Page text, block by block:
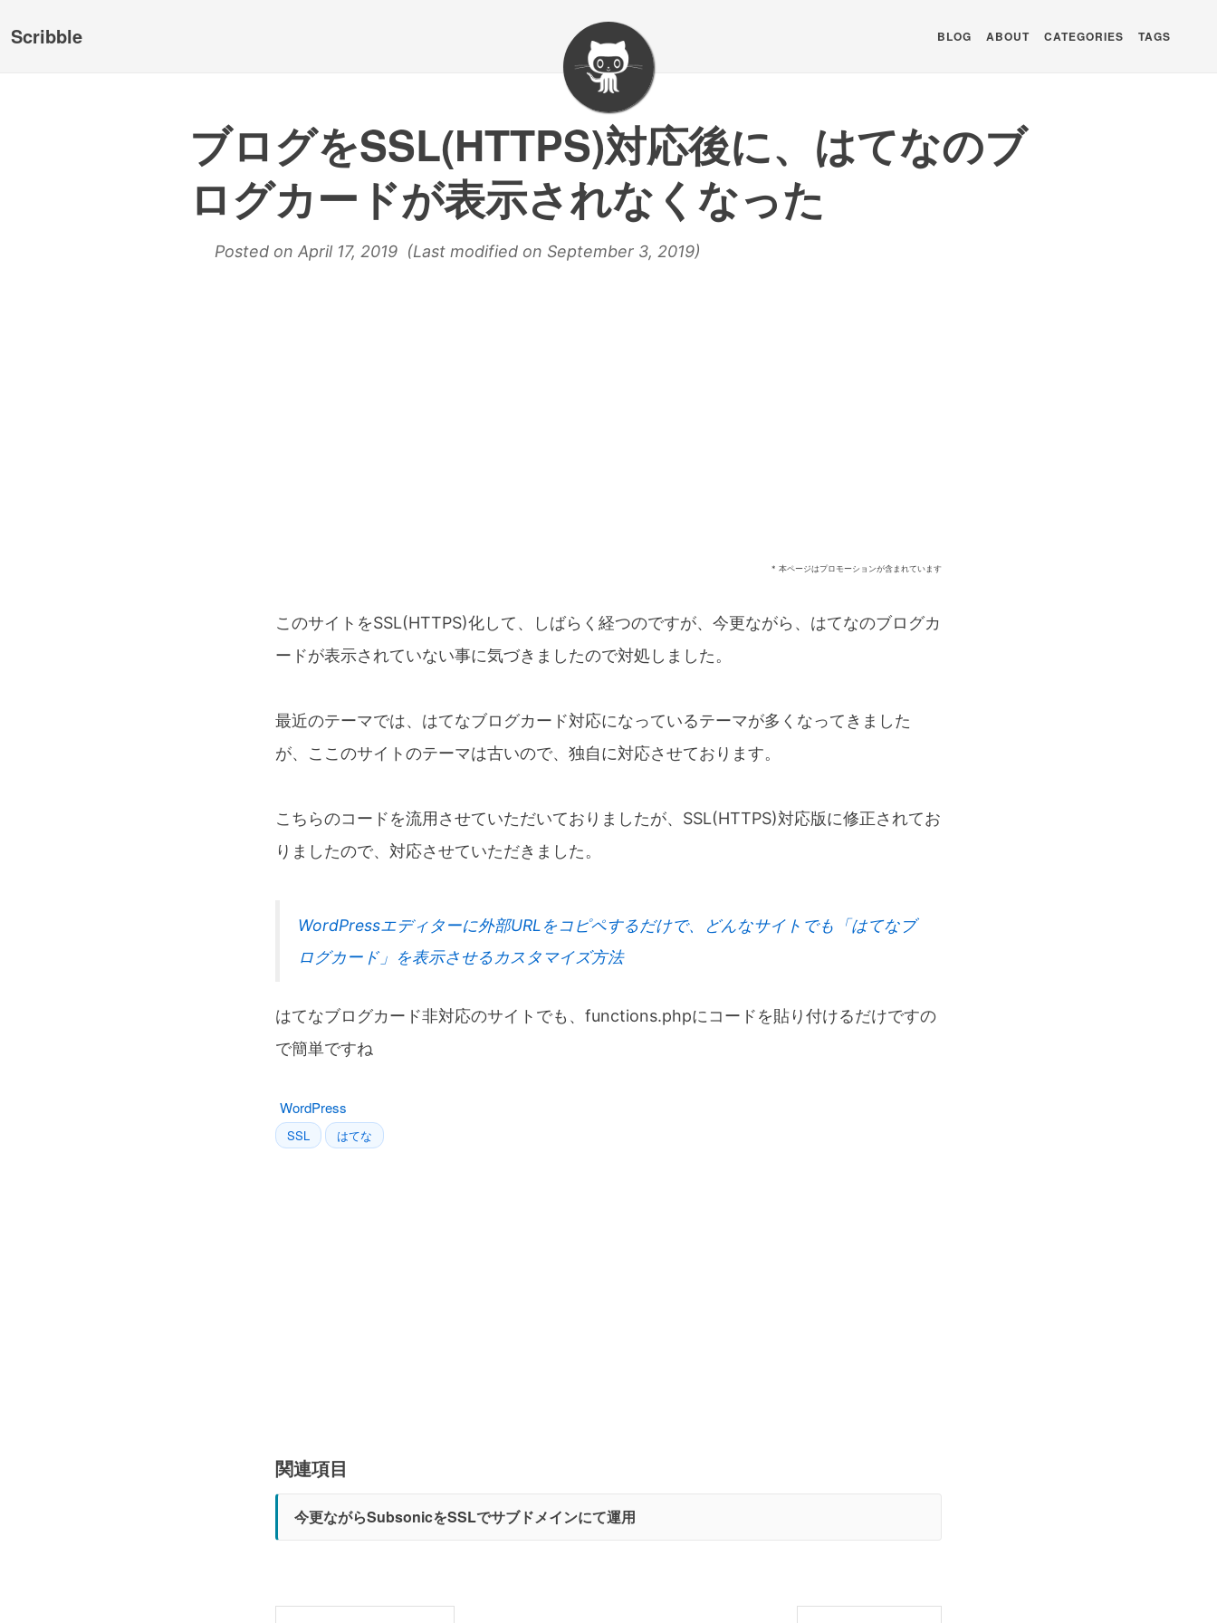
Scribble BLOG ABOUT CATEGORIES TAGS
ブログをSSL(HTTPS)対応後に、はてなのブ
ログカードが表示されなくなった
Posted on April 17, 2019 (Last modified on September 3, 2019)
* 本ページはプロモーションが含まれています
このサイトをSSL(HTTPS)化して、しばらく経つのですが、今更ながら、はてなのブログカ
ードが表示されていない事に気づきましたので対処しました。
最近のテーマでは、はてなブログカード対応になっているテーマが多くなってきました
が、ここのサイトのテーマは古いので、独自に対応させております。
こちらのコードを流用させていただいておりましたが、SSL(HTTPS)対応版に修正されてお
りましたので、対応させていただきました。
WordPressエディターに外部URLをコピペするだけで、どんなサイトでも「はてなブ
ログカード」を表示させるカスタマイズ方法
はてなブログカード非対応のサイトでも、functions.phpにコードを貼り付けるだけですの
で簡単ですね
WordPress
SSL はてな
関連項目
今更ながらSubsonicをSSLでサブドメインにて運用